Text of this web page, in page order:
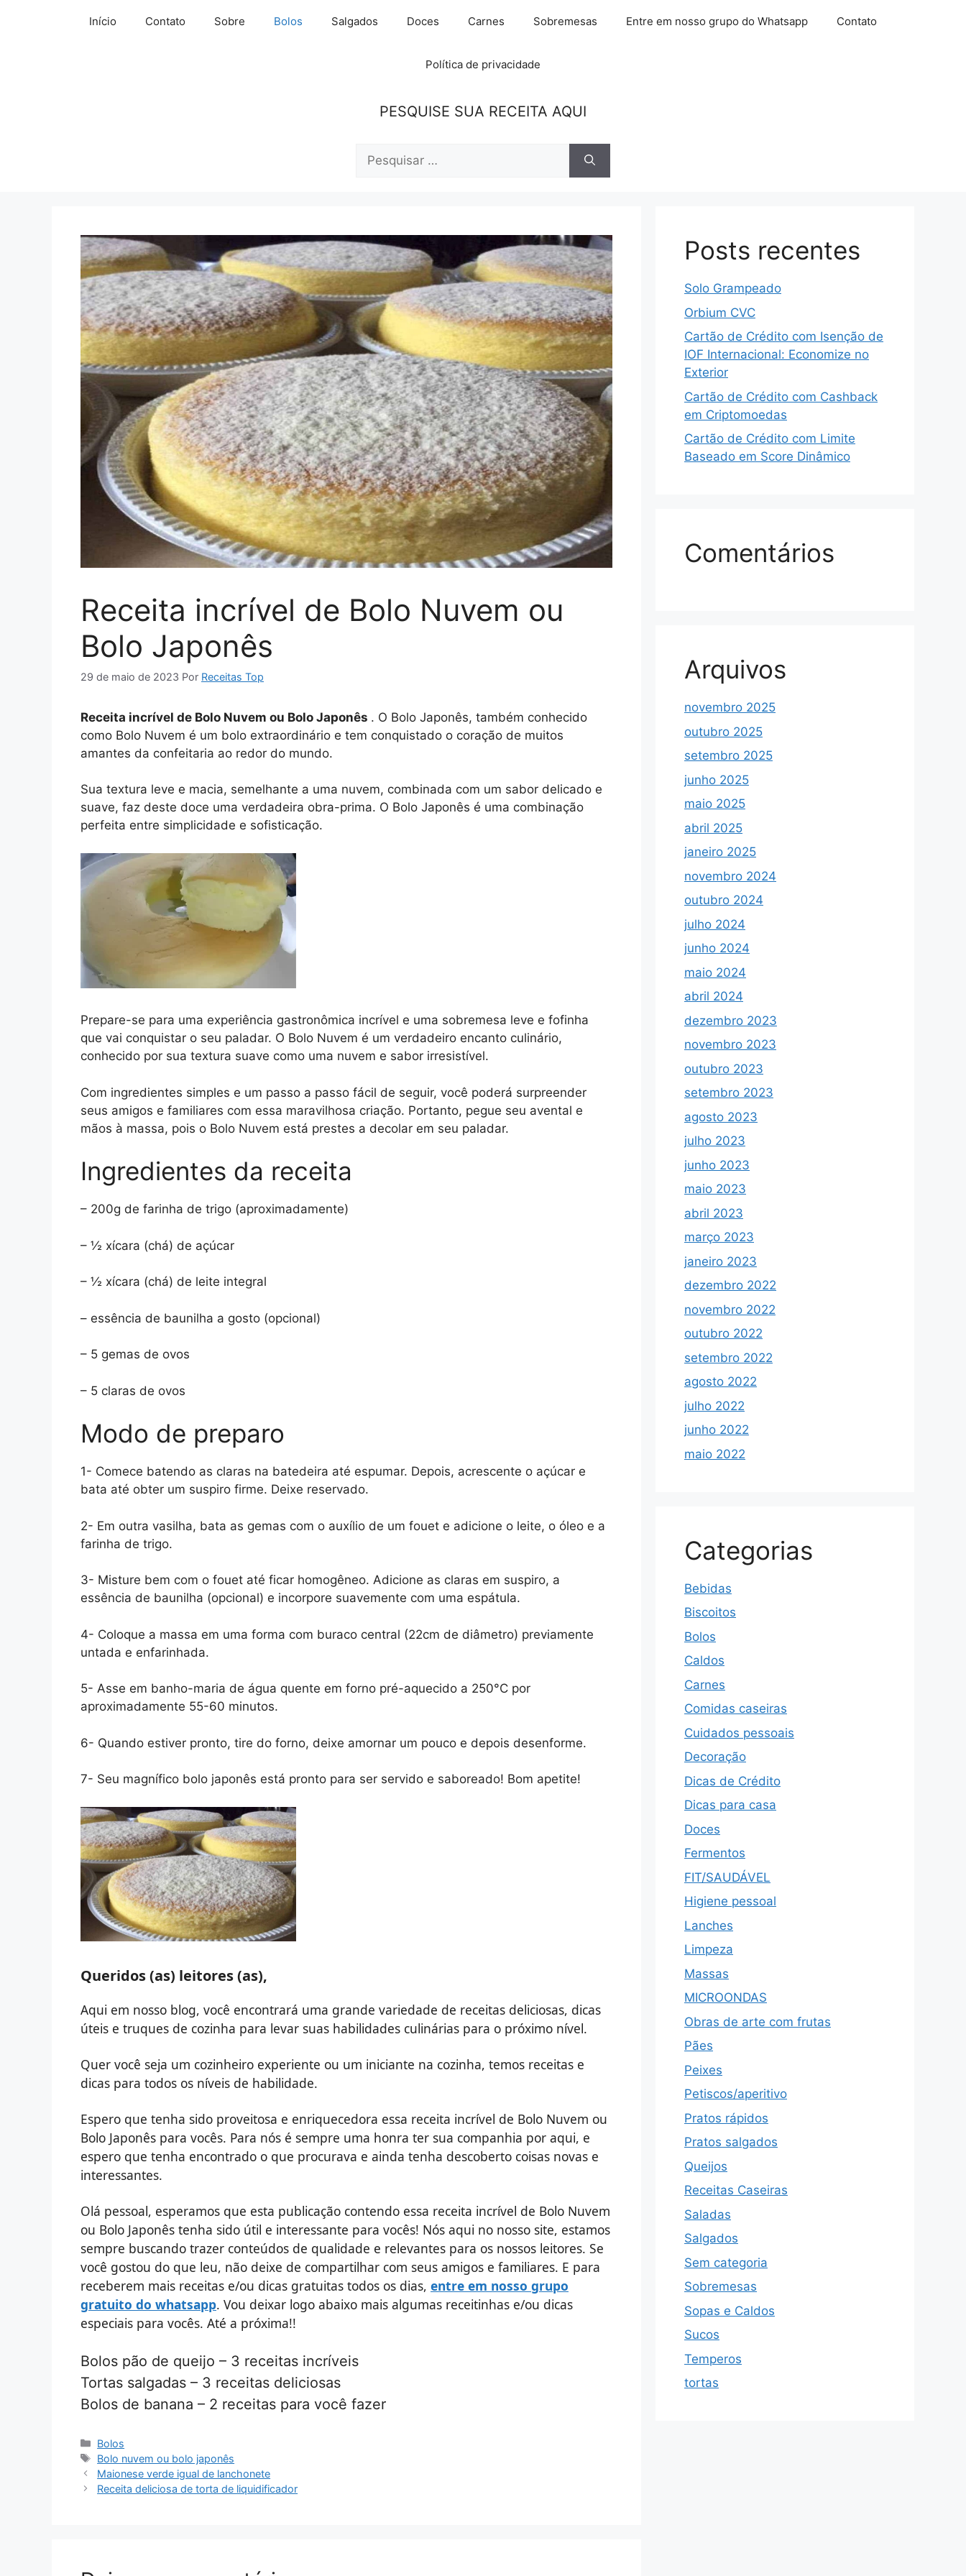
Início Contato Sobre Bolos Salgados Doces Carnes Sobremesas Entre em nosso grupo do Whatsapp Contato
Política de privacidade
PESQUISE SUA RECEITA AQUI
Pesquisar
Receita incrível de Bolo Nuvem ou
Bolo Japonês
29 de maio de 2023 Por Receitas Top
Receita incrível de Bolo Nuvem ou Bolo Japonês . O Bolo Japonês, também conhecido
como Bolo Nuvem é um bolo extraordinário e tem conquistado o coração de muitos
amantes da confeitaria ao redor do mundo.
Sua textura leve e macia, semelhante a uma nuvem, combinada com um sabor delicado e
suave, faz deste doce uma verdadeira obra-prima. O Bolo Japonês é uma combinação
perfeita entre simplicidade e sofisticação.
Prepare-se para uma experiência gastronômica incrível e uma sobremesa leve e fofinha
que vai conquistar o seu paladar. O Bolo Nuvem é um verdadeiro encanto culinário,
conhecido por sua textura suave como uma nuvem e sabor irresistível.
Com ingredientes simples e um passo a passo fácil de seguir, você poderá surpreender
seus amigos e familiares com essa maravilhosa criação. Portanto, pegue seu avental e
mãos à massa, pois o Bolo Nuvem está prestes a decolar em seu paladar.
Ingredientes da receita
– 200g de farinha de trigo (aproximadamente)
– ½ xícara (chá) de açúcar
– ½ xícara (chá) de leite integral
– essência de baunilha a gosto (opcional)
– 5 gemas de ovos
– 5 claras de ovos
Modo de preparo
1- Comece batendo as claras na batedeira até espumar. Depois, acrescente o açúcar e
bata até obter um suspiro firme. Deixe reservado.
2- Em outra vasilha, bata as gemas com o auxílio de um fouet e adicione o leite, o óleo e a
farinha de trigo.
3- Misture bem com o fouet até ficar homogêneo. Adicione as claras em suspiro, a
essência de baunilha (opcional) e incorpore suavemente com uma espátula.
4- Coloque a massa em uma forma com buraco central (22cm de diâmetro) previamente
untada e enfarinhada.
5- Asse em banho-maria de água quente em forno pré-aquecido a 250°C por
aproximadamente 55-60 minutos.
6- Quando estiver pronto, tire do forno, deixe amornar um pouco e depois desenforme.
7- Seu magnífico bolo japonês está pronto para ser servido e saboreado! Bom apetite!
Queridos (as) leitores (as),
Aqui em nosso blog, você encontrará uma grande variedade de receitas deliciosas, dicas
úteis e truques de cozinha para levar suas habilidades culinárias para o próximo nível.
Quer você seja um cozinheiro experiente ou um iniciante na cozinha, temos receitas e
dicas para todos os níveis de habilidade.
Espero que tenha sido proveitosa e enriquecedora essa receita incrível de Bolo Nuvem ou
Bolo Japonês para vocês. Para nós é sempre uma honra ter sua companhia por aqui, e
espero que tenha encontrado o que procurava e ainda tenha descoberto coisas novas e
interessantes.
Olá pessoal, esperamos que esta publicação contendo essa receita incrível de Bolo Nuvem
ou Bolo Japonês tenha sido útil e interessante para vocês! Nós aqui no nosso site, estamos
sempre buscando trazer conteúdos de qualidade e relevantes para os nossos leitores. Se
você gostou do que leu, não deixe de compartilhar com seus amigos e familiares. E para
receberem mais receitas e/ou dicas gratuitas todos os dias, entre em nosso grupo
gratuito do whatsapp. Vou deixar logo abaixo mais algumas receitinhas e/ou dicas
especiais para vocês. Até a próxima!!
Bolos pão de queijo – 3 receitas incríveis
Tortas salgadas – 3 receitas deliciosas
Bolos de banana – 2 receitas para você fazer
Categorias
Bolos
Tags
Bolo nuvem ou bolo japonês
Maionese verde igual de lanchonete
Receita deliciosa de torta de liquidificador
Posts recentes
Solo Grampeado
Orbium CVC
Cartão de Crédito com Isenção de
IOF Internacional: Economize no
Exterior
Cartão de Crédito com Cashback
em Criptomoedas
Cartão de Crédito com Limite
Baseado em Score Dinâmico
Comentários
Arquivos
novembro 2025
outubro 2025
setembro 2025
junho 2025
maio 2025
abril 2025
janeiro 2025
novembro 2024
outubro 2024
julho 2024
junho 2024
maio 2024
abril 2024
dezembro 2023
novembro 2023
outubro 2023
setembro 2023
agosto 2023
julho 2023
junho 2023
maio 2023
abril 2023
março 2023
janeiro 2023
dezembro 2022
novembro 2022
outubro 2022
setembro 2022
agosto 2022
julho 2022
junho 2022
maio 2022
Categorias
Bebidas
Biscoitos
Bolos
Caldos
Carnes
Comidas caseiras
Cuidados pessoais
Decoração
Dicas de Crédito
Dicas para casa
Doces
Fermentos
FIT/SAUDÁVEL
Higiene pessoal
Lanches
Limpeza
Massas
MICROONDAS
Obras de arte com frutas
Pães
Peixes
Petiscos/aperitivo
Pratos rápidos
Pratos salgados
Queijos
Receitas Caseiras
Saladas
Salgados
Sem categoria
Sobremesas
Sopas e Caldos
Sucos
Temperos
tortas